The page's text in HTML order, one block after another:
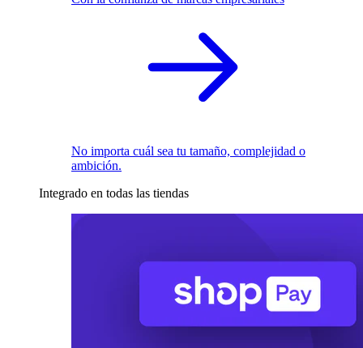
No importa cuál sea tu tamaño, complejidad o
ambición.
Integrado en todas las tiendas